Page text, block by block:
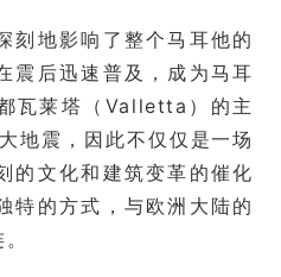
刻地影响了整个马耳他的
震后迅速普及，成为马耳
瓦莱塔（Valletta）的主
地震，因此不仅仅是一场
的文化和建筑变革的催化
特的方式，与欧洲大陆的